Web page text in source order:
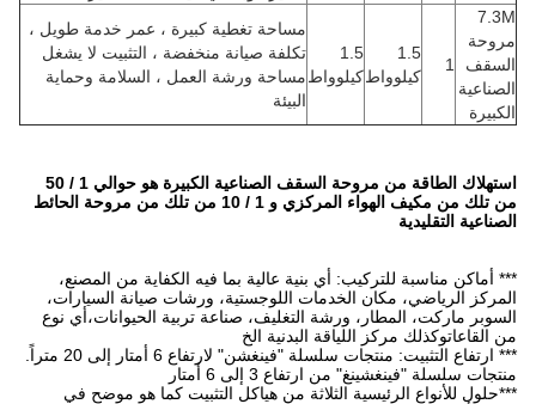
تغطية كبيرة ، عمر خدمة طويل ،
صيانة منخفضة ، التثبيت لا يشغل
ورشة العمل ، السلامة وحماية
استهلاك الطاقة من مروحة السقف الصناعية الكبيرة هو حوالي 1 / 50
من تلك من مكيف الهواء المركزي و 1 / 10 من تلك من مروحة الحائط
بما فيه الكفاية من المصنع،
ورشات صيانة السيارات،
صناعة تربية الحيوانات،أي نوع
الخ
6 أمتار إلى 20 متراً.
هياكل التثبيت كما هو موضح في